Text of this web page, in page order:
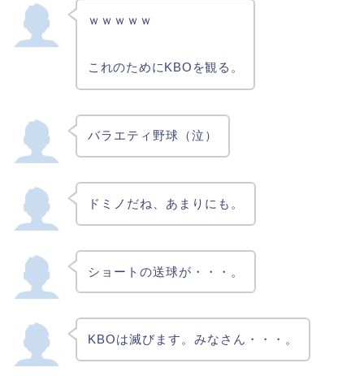
ｗｗｗｗｗ
これのためにKBOを観る。
バラエティ野球（泣）
ドミノだね、あまりにも。
ショートの送球が・・・。
KBOは滅びます。みなさん・・・。